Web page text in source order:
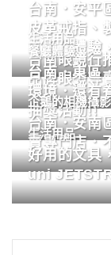
台南．安平
皮革戒指、
的手作體驗
生活用品
台南眼鏡行
品牌眼鏡專
餐廳體驗
台南．東區
環境．還有
抽獎活動!!
企鵝的相機攝影
台南．安南
賣專門店．
生活用品
好用的文具
uni